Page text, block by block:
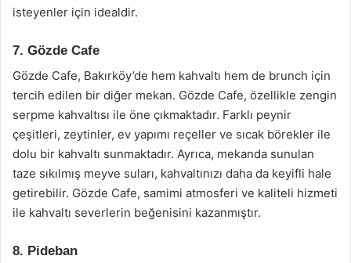
isteyenler için idealdir.
7. Gözde Cafe
Gözde Cafe, Bakırköy’de hem kahvaltı hem de brunch için
tercih edilen bir diğer mekan. Gözde Cafe, özellikle zengin
serpme kahvaltısı ile öne çıkmaktadır. Farklı peynir
çeşitleri, zeytinler, ev yapımı reçeller ve sıcak börekler ile
dolu bir kahvaltı sunmaktadır. Ayrıca, mekanda sunulan
taze sıkılmış meyve suları, kahvaltınızı daha da keyifli hale
getirebilir. Gözde Cafe, samimi atmosferi ve kaliteli hizmeti
ile kahvaltı severlerin beğenisini kazanmıştır.
8. Pideban